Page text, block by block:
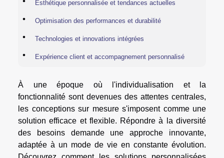
Esthétique personnalisée et tendances actuelles
Optimisation des performances et durabilité
Technologies et innovations intégrées
Expérience client et accompagnement personnalisé
À une époque où l'individualisation et la
fonctionnalité sont devenues des attentes centrales,
les conceptions sur mesure s'imposent comme une
solution efficace et flexible. Répondre à la diversité
des besoins demande une approche innovante,
adaptée à un mode de vie en constante évolution.